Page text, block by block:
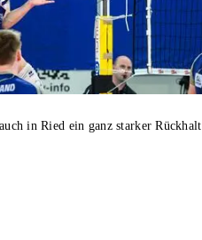
in Ried ein ganz starker Rückhalt